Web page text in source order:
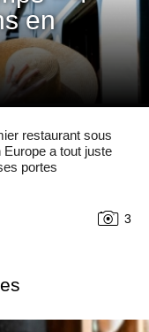
en
restaurant sous
Europe a tout juste
portes
3